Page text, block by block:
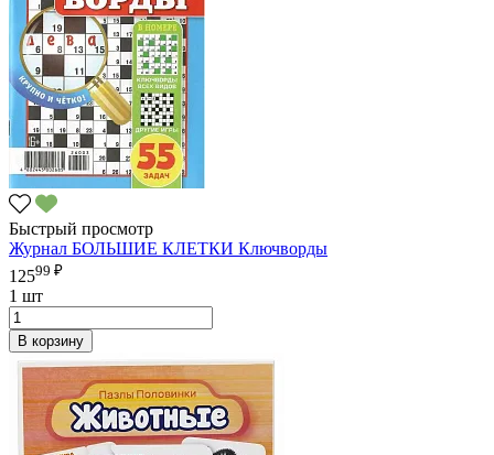
Быстрый просмотр
Журнал БОЛЬШИЕ КЛЕТКИ Ключворды
12599 ₽
1 шт
В корзину